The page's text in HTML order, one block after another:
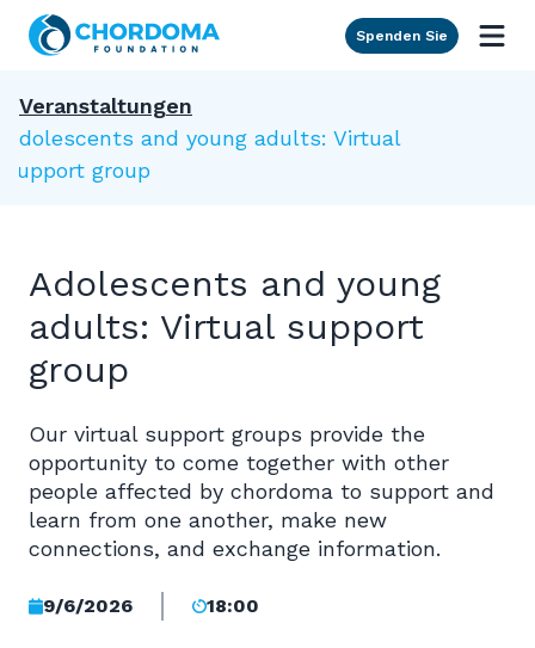
Skip to Main Content
Spenden Sie
Veranstaltungen
Adolescents and young adults: Virtual
support group
Adolescents and young
adults: Virtual support
group
Our virtual support groups provide the
opportunity to come together with other
people affected by chordoma to support and
learn from one another, make new
connections, and exchange information.
9/6/2026 18:00